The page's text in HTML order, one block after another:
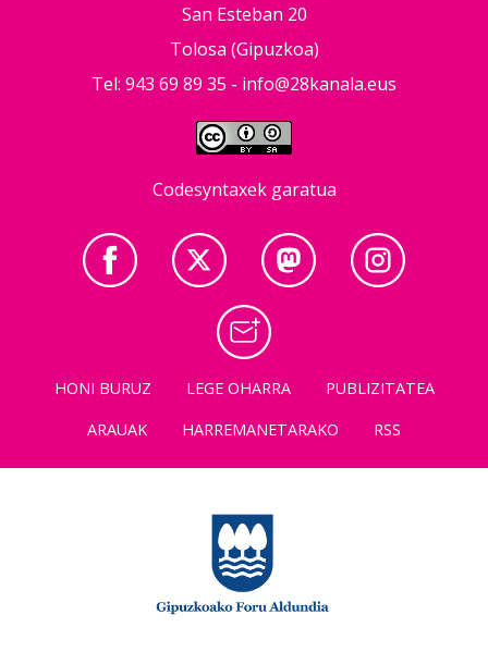
San Esteban 20
Tolosa (Gipuzkoa)
Tel: 943 69 89 35 - info@28kanala.eus
Codesyntaxek garatua
HONI BURUZ LEGE OHARRA
PUBLIZITATEA
ARAUAK
HARREMANETARAKO RSS